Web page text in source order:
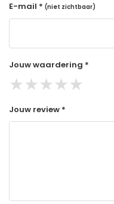
E-mail * (niet zichtbaar)
Jouw waardering *
★★★★★
Jouw review *